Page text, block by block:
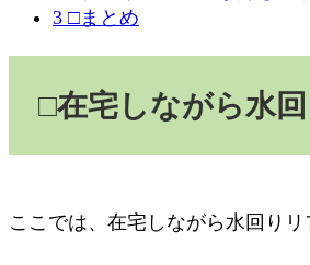
3 □まとめ
□在宅しながら水
ここでは、在宅しながら水回り